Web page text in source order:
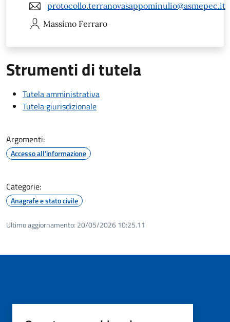
protocollo.terranovasappominulio@asmepec.it
Massimo Ferraro
Strumenti di tutela
Tutela amministrativa
Tutela giurisdizionale
Argomenti:
Accesso all'informazione
Categorie:
Anagrafe e stato civile
Ultimo aggiornamento: 20/05/2026 10:25.11